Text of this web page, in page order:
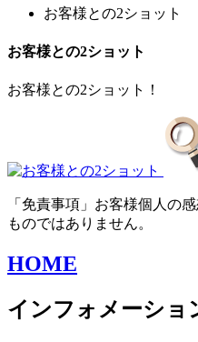
お客様との2ショット
お客様との2ショット
お客様との2ショット！
「免責事項」お客様個人の
ものではありません。
HOME
インフォメーショ